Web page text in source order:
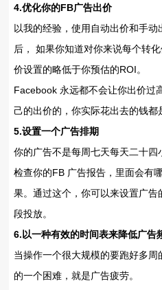
4.优化你的FB广告出价
以我的经验，使用自动出价和手
后， 如果你知道对你来说每个转
价设置的略低于你预估的ROI。
Facebook 永远都不会让你出价过
己的出价的，你实际花出去的钱都
5.设置一个广告排期
你的广告不是每周七天每天二十四
检查你的FB 广告报告，里面会有
果。通过这个，你可以来设置广
段投放。
6.以一种有效的时间表来降低广告
当操作一个很大规模的要跑好多
的一个困难，就是广告疲劳。